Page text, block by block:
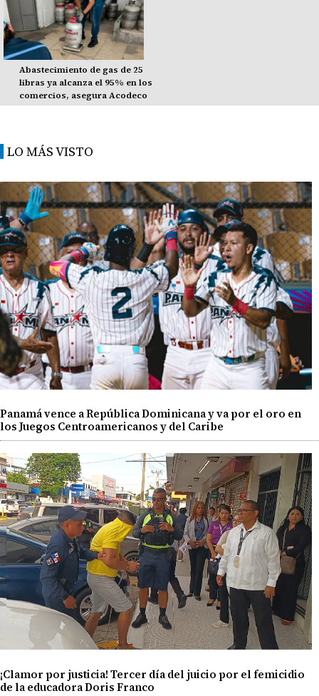
Abastecimiento de gas de 25
libras ya alcanza el 95% en los
comercios, asegura Acodeco
LO MÁS VISTO
Panamá vence a República Dominicana y va por el oro en
los Juegos Centroamericanos y del Caribe
¡Clamor por justicia! Tercer día del juicio por el femicidio
de la educadora Doris Franco